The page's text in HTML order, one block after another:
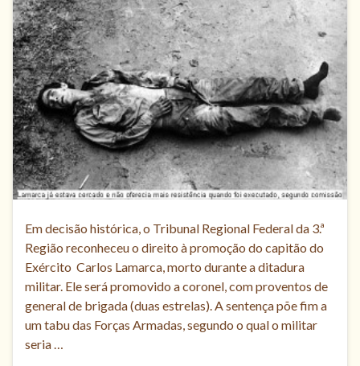
Em decisão histórica, o Tribunal Regional Federal da 3.ª
Região reconheceu o direito à promoção do capitão do
Exército Carlos Lamarca, morto durante a ditadura
militar. Ele será promovido a coronel, com proventos de
general de brigada (duas estrelas). A sentença põe fim a
um tabu das Forças Armadas, segundo o qual o militar
seria …